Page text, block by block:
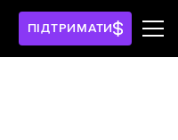
ПІДТРИМАТИ